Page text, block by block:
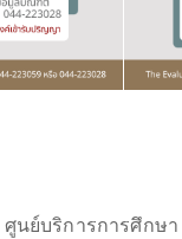
ศูนย์บริการการศึกษา